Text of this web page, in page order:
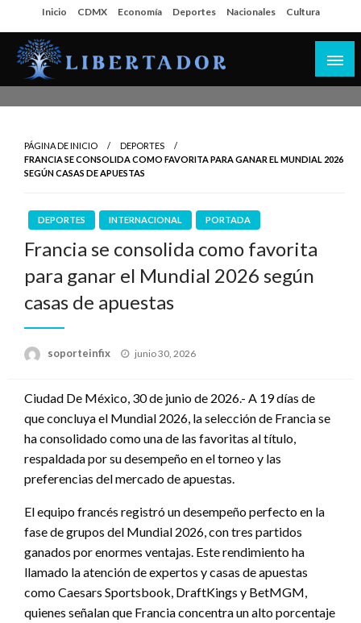
al
contenido
Inicio CDMX Economía Deportes Nacionales Cultura
PÁGINA DE INICIO
DEPORTES
FRANCIA SE CONSOLIDA COMO FAVORITA PARA GANAR EL MUNDIAL 2026
SEGÚN CASAS DE APUESTAS
DEPORTES INTERNACIONAL PORTADA
Francia se consolida como favorita
para ganar el Mundial 2026 según
casas de apuestas
soporteinfix
Publicado
junio 30, 2026
Ciudad De México, 30 de junio de 2026.- A 19 días de
que concluya el Mundial 2026, la selección de Francia se
ha consolidado como una de las favoritas al título,
respaldada por su desempeño en el torneo y las
preferencias del mercado de apuestas.
El equipo francés registró un desempeño perfecto en la
fase de grupos del Mundial 2026, con tres partidos
ganados por enormes ventajas. Este rendimiento ha
llamado la atención de expertos y casas de apuestas
como Caesars Sportsbook, DraftKings y BetMGM,
quienes señalan que Francia concentra un alto porcentaje